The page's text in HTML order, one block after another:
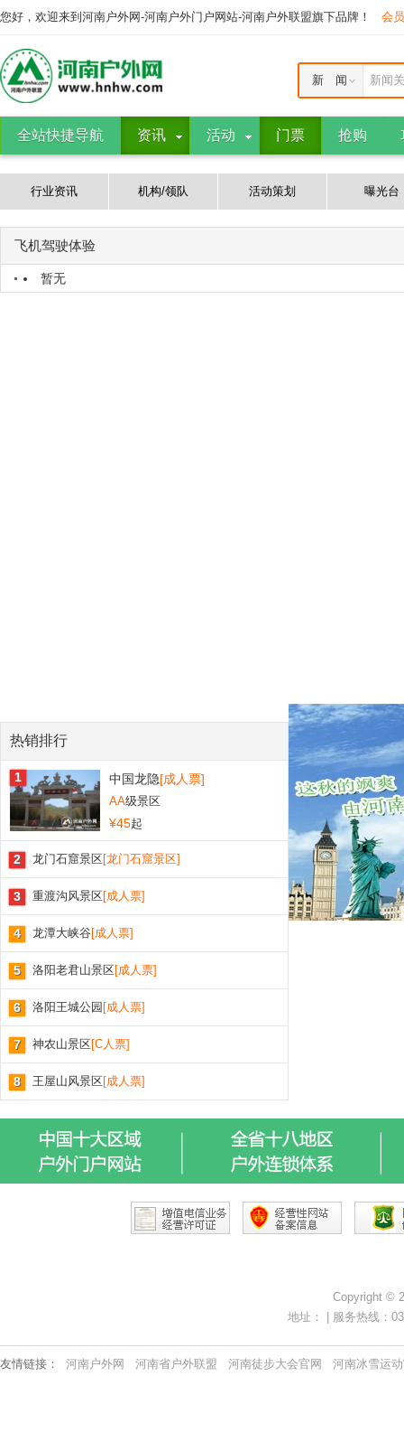
您好，欢迎来到河南户外网-河南户外门户网站-河南户外联盟旗下品牌！ 会
新闻
新 闻
全站快捷导航 资讯 活动 门票 抢购
行业资讯 机构/领队 活动策划 曝光台
飞机驾驶体验
暂无
热销排行
中国龙隐[成人票]
AA级景区
¥45起
1
龙门石窟景区[龙门石窟景区]
2
重渡沟风景区[成人票]
3
龙潭大峡谷[成人票]
4
洛阳老君山景区[成人票]
5
洛阳王城公园 [成人票]
6
神农山景区[C人票]
7
王屋山风景区[成人票]
8
Copyright ©
地址： | 服务热线：
友情链接： 河南户外网 河南省户外联盟 河南徒步大会官网 河南冰雪运